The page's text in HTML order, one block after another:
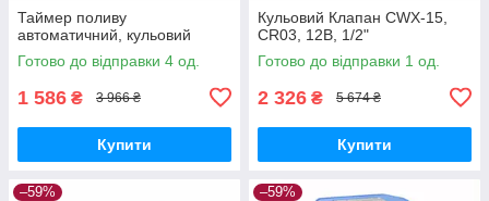
Таймер поливу
автоматичний, кульовий
Готово до відправки 4 од.
1 586 ₴ 3 966 ₴
Купити
Кульовий Клапан CWX-15,
CR03, 12В, 1/2"
Готово до відправки 1 од.
2 326 ₴ 5 674 ₴
Купити
–59% –59%